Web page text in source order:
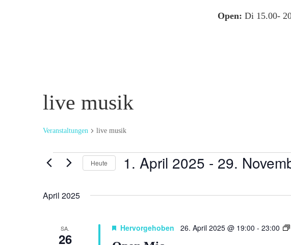
Open: Di 15.00-
live musik
Veranstaltungen live musik
Veranstaltungen
Heute 1. April 2025 - 29.
April 2025
SA.
26
Hervorgehoben 26. April 2025 @ 19:00 - 23:00